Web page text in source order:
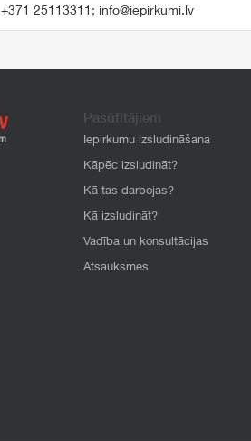
+371 25113311 ; info@iepirkumi.lv
Pasūtītājiem
Iepirkumu izsludināšana
Kāpēc izsludināt?
Kā tas darbojas?
Kā izsludināt?
Vadība un konsultācijas
Atsauksmes